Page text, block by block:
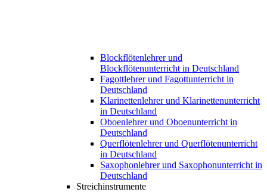
Blockflötenlehrer und
Blockflötenunterricht in Deutschland
Fagottlehrer und Fagottunterricht in
Deutschland
Klarinettenlehrer und Klarinettenunterricht
in Deutschland
Oboenlehrer und Oboenunterricht in
Deutschland
Querflötenlehrer und Querflötenunterricht
in Deutschland
Saxophonlehrer und Saxophonunterricht in
Deutschland
Streichinstrumente